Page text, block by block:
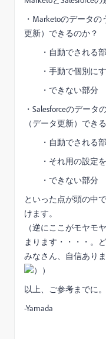
・Marketoのデータの
更新）できるのか？
・自動でされる
・手動で個別にす
・できない部分
・Salesforceのデー
（データ更新）でき
・自動でされる
・それ用の設定を
・できない部分
といった点が頭の中
けます。
（逆にここがモヤモ
まります・・・・。
みなさん、自信あり
））
以上、ご参考までに。
-Yamada